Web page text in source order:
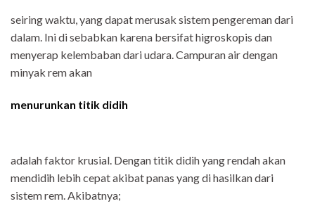
seiring waktu, yang dapat merusak sistem pengereman dari
dalam. Ini di sebabkan karena bersifat higroskopis dan
menyerap kelembaban dari udara. Campuran air dengan
minyak rem akan
menurunkan titik didih
adalah faktor krusial. Dengan titik didih yang rendah akan
mendidih lebih cepat akibat panas yang di hasilkan dari
sistem rem. Akibatnya;